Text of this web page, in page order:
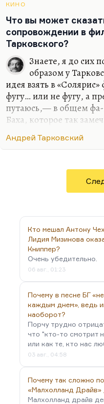
— просто вообще как
просили на бис это
великая — о чём она?
преодолевает кризис, о
мир в хоровод; и
ходить в…
КИНО
Что вы может
сопровождении в
Тарковского?
Знаете, я до сих
образом у
идея взять в
фугу… или не фугу, а
путаюсь,— в общем
Баха, которое так
Хуциеву принадлежала
«Бесконечность» —
(Infinitos). Но тогда он
слушал на
так. Но в любом
гениальной,
прологе в обработке
картины бы не было…
Андрей Тарковский
Кто мешал Антону
Лидия Мизинова
Книппер?
Очень убедительно.
06 авг., 01:23
Почему в песне БГ
каждым днем», ведь
наоборот?
Порчу трудно
что "кто-то смотрит
или как те, кто нас
03 авг., 04:58
Почему так сложно
«Малхолланд Драйв»
Малхолланд драйв